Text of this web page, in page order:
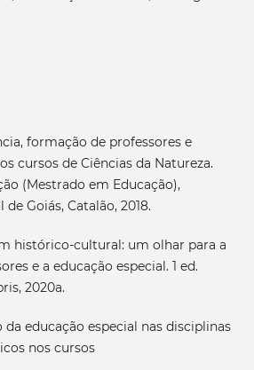
formação de professores e
cursos de Ciências da Natureza.
(Mestrado em Educação),
Goiás, Catalão, 2018.
histórico-cultural: um olhar para a
e a educação especial. 1 ed.
2020a.
da educação especial nas disciplinas
nos cursos